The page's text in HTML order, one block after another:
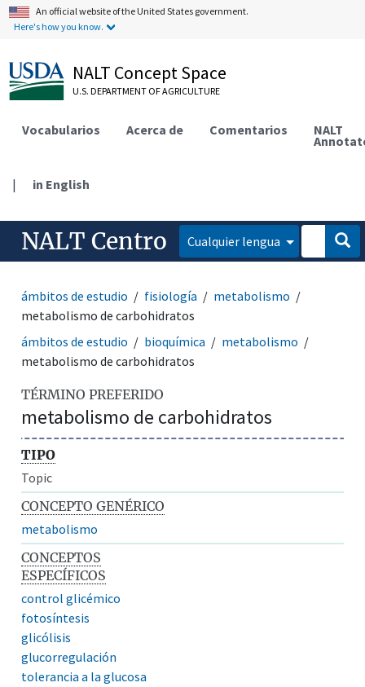
An official website of the United States government.
Here's how you know.
NALT Concept Space
U.S. DEPARTMENT OF AGRICULTURE
Vocabularios Acerca de Comentarios NALT
| in English
NALT Centro Cualquier lengua
ámbitos de estudio fisiología
metabolismo
metabolismo de carbohidratos
ámbitos de estudio
bioquímica
metabolismo
metabolismo de carbohidratos
TÉRMINO PREFERIDO
metabolismo de carbohidratos
TIPO
Topic
CONCEPTO GENÉRICO
metabolismo
CONCEPTOS
ESPECÍFICOS
control glicémico
fotosíntesis
glicólisis
glucorregulación
tolerancia a la glucosa